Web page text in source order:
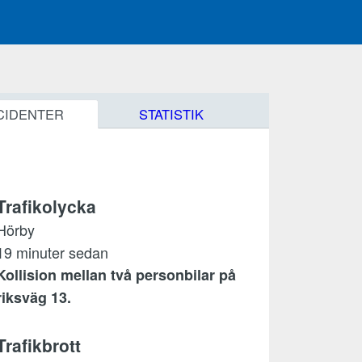
STATISTIK
minuter sedan
mellan två personbilar på
13.